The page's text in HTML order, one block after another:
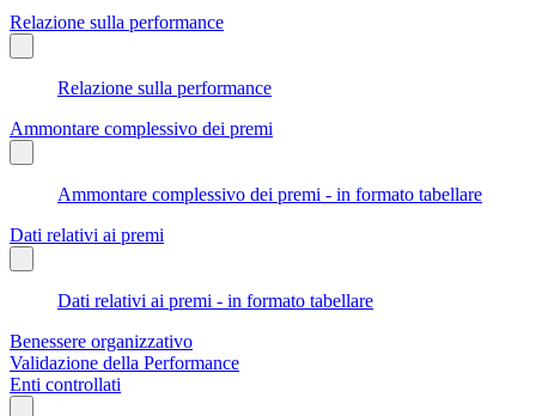
Relazione sulla performance
Relazione sulla performance
Ammontare complessivo dei premi
Ammontare complessivo dei premi - in formato tabellare
Dati relativi ai premi
Dati relativi ai premi - in formato tabellare
Benessere organizzativo
Validazione della Performance
Enti controllati